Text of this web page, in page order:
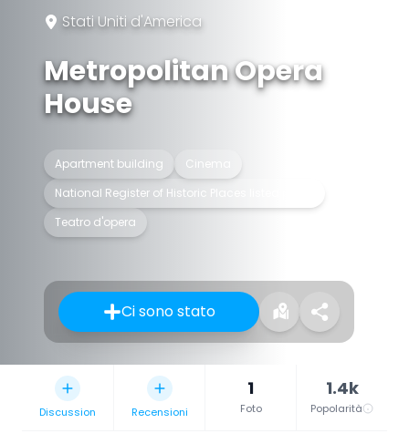
Stati Uniti d'America
Metropolitan Opera
House
Apartment building
Cinema
National Register of Historic Places listed place
Teatro d'opera
Ci sono stato
Discussion Recensioni
1
Foto
1.4k
Popolarità